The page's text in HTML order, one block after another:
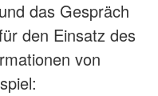
das Gespräch
den Einsatz des
von